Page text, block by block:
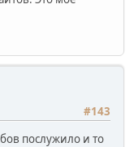
#143
послужило и то